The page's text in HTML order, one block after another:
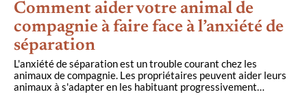
Comment aider votre animal de
compagnie à faire face à l’anxiété de
séparation
L'anxiété de séparation est un trouble courant chez les
animaux de compagnie. Les propriétaires peuvent aider leurs
animaux à s'adapter en les habituant progressivement…